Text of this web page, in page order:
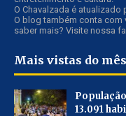
O Chavalzada é atualizado
O blog também conta com
saber mais? Visite nossa
Mais vistas do mês
13.091